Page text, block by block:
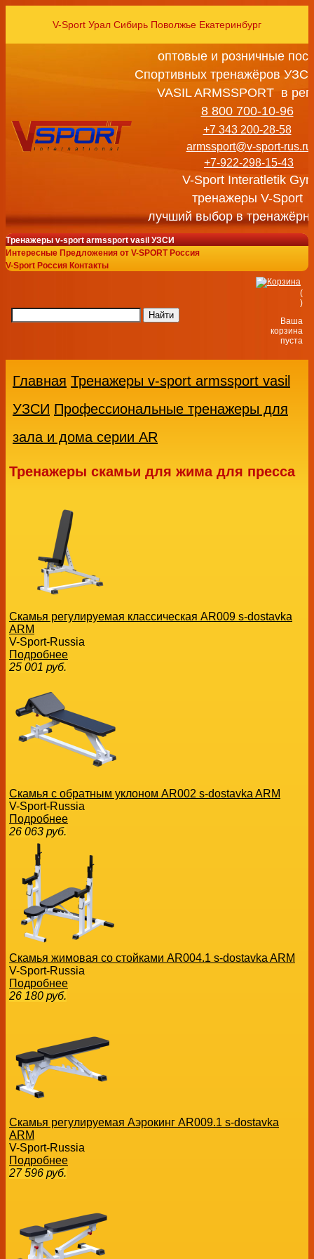
V-Sport Урал Сибирь Поволжье Екатеринбург
оптовые и розничные
Спортивных тренажёров
VASIL ARMSSPORT в
8 800 700-10-96
+7 343 200-28-58
armssport@v-sport-rus.ru
+7-922-298-15-43
V-Sport Interatletik
тренажеры V-Sport
лучший выбор в
Тренажеры v-sport armssport vasil УЗСИ
Интересные Предложения от V-SPORT Россия
V-Sport Россия Контакты
(
)
Ваша
корзина
пуста
Главная Тренажеры v-sport armssport vasil
УЗСИ Профессиональные тренажеры для
зала и дома серии AR
Тренажеры скамьи для жима для пресса
Скамья регулируемая классическая AR009 s-dostavka
ARM
V-Sport-Russia
Подробнее
25 001 руб.
Скамья с обратным уклоном AR002 s-dostavka ARM
V-Sport-Russia
Подробнее
26 063 руб.
Скамья жимовая со стойками AR004.1 s-dostavka ARM
V-Sport-Russia
Подробнее
26 180 руб.
Скамья регулируемая Аэрокинг AR009.1 s-dostavka
ARM
V-Sport-Russia
Подробнее
27 596 руб.